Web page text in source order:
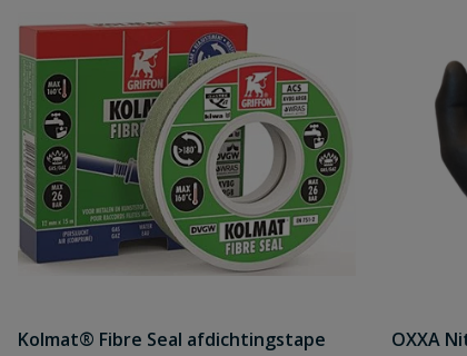
Kolmat® Fibre Seal afdichtingstape OXXA